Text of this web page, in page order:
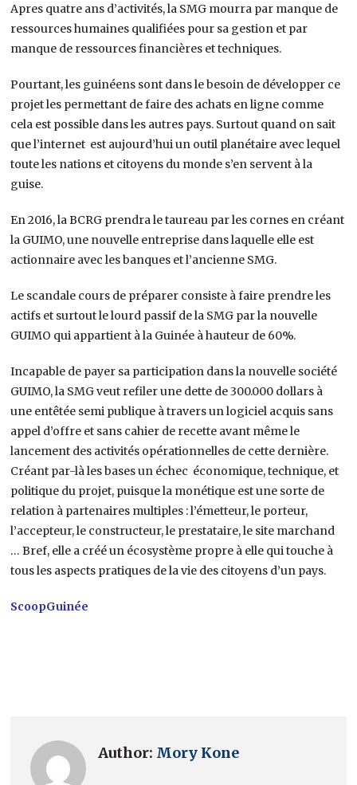
Apres quatre ans d’activités, la SMG mourra par manque de
ressources humaines qualifiées pour sa gestion et par
manque de ressources financières et techniques.
Pourtant, les guinéens sont dans le besoin de développer ce
projet les permettant de faire des achats en ligne comme
cela est possible dans les autres pays. Surtout quand on sait
que l’internet est aujourd’hui un outil planétaire avec lequel
toute les nations et citoyens du monde s’en servent à la
guise.
En 2016, la BCRG prendra le taureau par les cornes en créant
la GUIMO, une nouvelle entreprise dans laquelle elle est
actionnaire avec les banques et l’ancienne SMG.
Le scandale cours de préparer consiste à faire prendre les
actifs et surtout le lourd passif de la SMG par la nouvelle
GUIMO qui appartient à la Guinée à hauteur de 60%.
Incapable de payer sa participation dans la nouvelle société
GUIMO, la SMG veut refiler une dette de 300.000 dollars à
une entêtée semi publique à travers un logiciel acquis sans
appel d’offre et sans cahier de recette avant même le
lancement des activités opérationnelles de cette dernière.
Créant par-là les bases un échec économique, technique, et
politique du projet, puisque la monétique est une sorte de
relation à partenaires multiples : l’émetteur, le porteur,
l’accepteur, le constructeur, le prestataire, le site marchand
… Bref, elle a créé un écosystème propre à elle qui touche à
tous les aspects pratiques de la vie des citoyens d’un pays.
ScoopGuinée
Author: Mory Kone